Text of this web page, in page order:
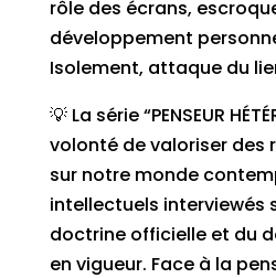
rôle des écrans,
développement
Isolement, attaque du
💡 La série “PENSEUR
volonté de valoriser des
sur notre monde
intellectuels interviewés
doctrine officielle et du
en vigueur. Face à la